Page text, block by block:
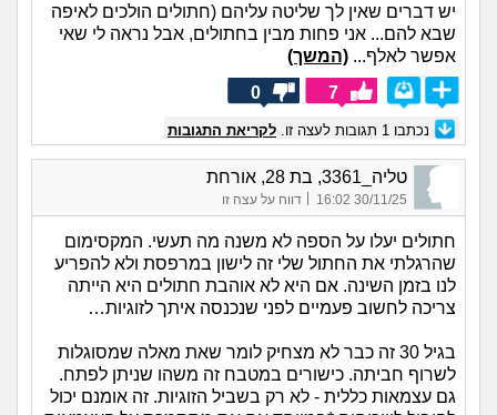
יש דברים שאין לך שליטה עליהם (חתולים הולכים לאיפה
שבא להם... אני פחות מבין בחתולים, אבל נראה לי שאי
אפשר לאלף... (המשך)
7
0
נכתבו 1 תגובות לעצה זו. לקריאת התגובות
טליה_3361, בת 28, אורחת
30/11/25 16:02
| דווח על עצה זו
חתולים יעלו על הספה לא משנה מה תעשי. המקסימום
שהרגלתי את החתול שלי זה לישון במרפסת ולא להפריע
לנו בזמן השינה. אם היא לא אוהבת חתולים היא הייתה
צריכה לחשוב פעמיים לפני שנכנסה איתך לזוגיות…
בגיל 30 זה כבר לא מצחיק לומר שאת מאלה שמסוגלות
לשרוף חביתה. כישורים במטבח זה משהו שניתן לפתח.
גם עצמאות כללית - לא רק בשביל הזוגיות. זה אומנם יכול